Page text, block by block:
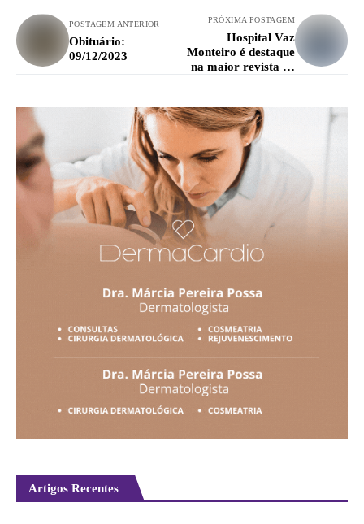
POSTAGEM ANTERIOR
Obituário:
09/12/2023
PRÓXIMA POSTAGEM
Hospital Vaz
Monteiro é destaque
na maior revista de
Artigos Recentes